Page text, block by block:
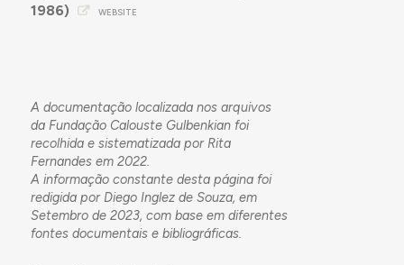
1986)
WEBSITE
A documentação localizada nos arquivos
da Fundação Calouste Gulbenkian foi
recolhida e sistematizada por Rita
Fernandes em 2022.
A informação constante desta página foi
redigida por Diego Inglez de Souza, em
Setembro de 2023, com base em diferentes
fontes documentais e bibliográficas.